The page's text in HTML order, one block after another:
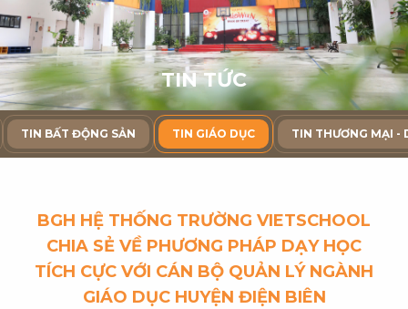
TIN TỨC
TIN BẤT ĐỘNG SẢN TIN GIÁO DỤC TIN THƯƠNG MẠI -
BGH HỆ THỐNG TRƯỜNG VIETSCHOOL
CHIA SẺ VỀ PHƯƠNG PHÁP DẠY HỌC
TÍCH CỰC VỚI CÁN BỘ QUẢN LÝ NGÀNH
GIÁO DỤC HUYỆN ĐIỆN BIÊN